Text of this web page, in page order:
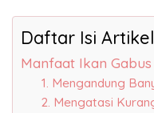
Daftar Isi Artikel
Manfaat Ikan
1. Mengandung
2. Mengatasi